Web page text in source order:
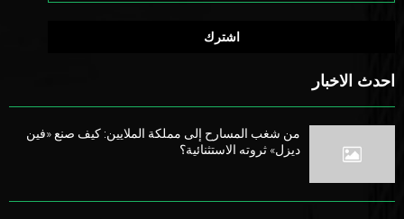
احدث الاخبار
من شغب المسارح إلى مملكة الملايين: كيف صنع «فين
ديزل» ثروته الاستثنائية؟